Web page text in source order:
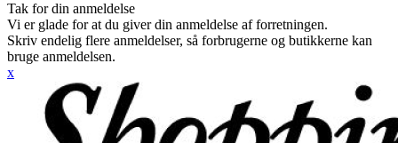
Tak for din anmeldelse
Vi er glade for at du giver din anmeldelse af forretningen.
Skriv endelig flere anmeldelser, så forbrugerne og butikkerne kan
bruge anmeldelsen.
x